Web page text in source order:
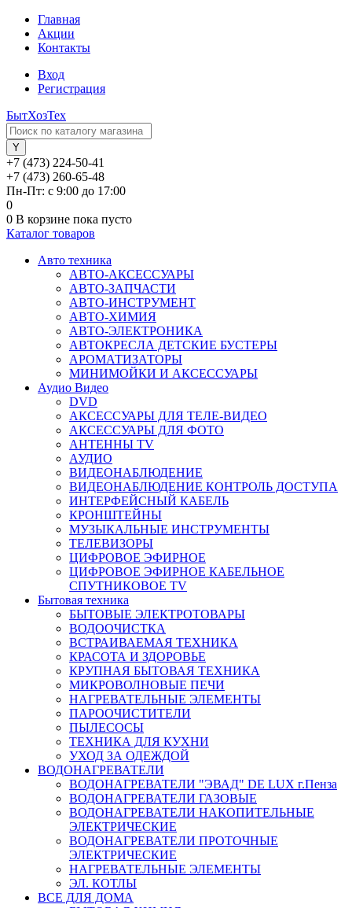
Главная
Акции
Контакты
Вход
Регистрация
БытХозТех
+7 (473) 224-50-41
+7 (473) 260-65-48
Пн-Пт: с 9:00 до 17:00
0
0 В корзине пока пусто
Каталог товаров
Авто техника
АВТО-АКСЕССУАРЫ
АВТО-ЗАПЧАСТИ
АВТО-ИНСТРУМЕНТ
АВТО-ХИМИЯ
АВТО-ЭЛЕКТРОНИКА
АВТОКРЕСЛА ДЕТСКИЕ БУСТЕРЫ
АРОМАТИЗАТОРЫ
МИНИМОЙКИ И АКСЕССУАРЫ
Аудио Видео
DVD
АКСЕССУАРЫ ДЛЯ ТЕЛЕ-ВИДЕО
АКСЕССУАРЫ ДЛЯ ФОТО
АНТЕННЫ TV
АУДИО
ВИДЕОНАБЛЮДЕНИЕ
ВИДЕОНАБЛЮДЕНИЕ КОНТРОЛЬ ДОСТУПА
ИНТЕРФЕЙСНЫЙ КАБЕЛЬ
КРОНШТЕЙНЫ
МУЗЫКАЛЬНЫЕ ИНСТРУМЕНТЫ
ТЕЛЕВИЗОРЫ
ЦИФРОВОЕ ЭФИРНОЕ
ЦИФРОВОЕ ЭФИРНОЕ КАБЕЛЬНОЕ
СПУТНИКОВОЕ TV
Бытовая техника
БЫТОВЫЕ ЭЛЕКТРОТОВАРЫ
ВОДООЧИСТКА
ВСТРАИВАЕМАЯ ТЕХНИКА
КРАСОТА И ЗДОРОВЬЕ
КРУПНАЯ БЫТОВАЯ ТЕХНИКА
МИКРОВОЛНОВЫЕ ПЕЧИ
НАГРЕВАТЕЛЬНЫЕ ЭЛЕМЕНТЫ
ПАРООЧИСТИТЕЛИ
ПЫЛЕСОСЫ
ТЕХНИКА ДЛЯ КУХНИ
УХОД ЗА ОДЕЖДОЙ
ВОДОНАГРЕВАТЕЛИ
ВОДОНАГРЕВАТЕЛИ "ЭВАД" DE LUX г.Пенза
ВОДОНАГРЕВАТЕЛИ ГАЗОВЫЕ
ВОДОНАГРЕВАТЕЛИ НАКОПИТЕЛЬНЫЕ
ЭЛЕКТРИЧЕСКИЕ
ВОДОНАГРЕВАТЕЛИ ПРОТОЧНЫЕ
ЭЛЕКТРИЧЕСКИЕ
НАГРЕВАТЕЛЬНЫЕ ЭЛЕМЕНТЫ
ЭЛ. КОТЛЫ
ВСЕ ДЛЯ ДОМА